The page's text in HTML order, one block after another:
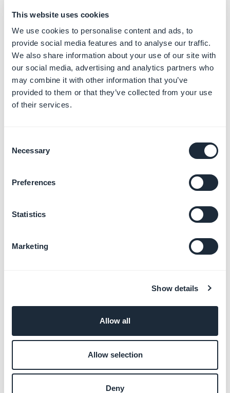
This website uses cookies
We use cookies to personalise content and ads, to
provide social media features and to analyse our traffic.
We also share information about your use of our site with
our social media, advertising and analytics partners who
may combine it with other information that you’ve
provided to them or that they’ve collected from your use
of their services.
Selection
Necessary
Preferences
Statistics
Marketing
Show details
Allow all
Allow selection
Deny
publicar
Más información
Gestionar tus métodos de
pago
Más información
Gestionar tus envíos y
App
Más información
Gestionar tus pedidos
Configurar los impuestos